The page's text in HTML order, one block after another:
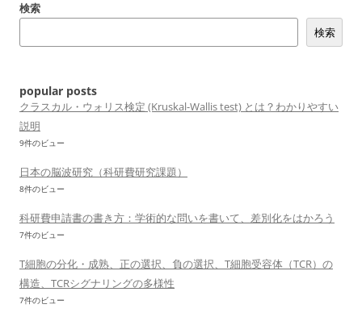
シ
検索
検索
popular posts
クラスカル・ウォリス検定 (Kruskal-Wallis test) とは？わかりやすい
説明
9件のビュー
日本の脳波研究（科研費研究課題）
8件のビュー
科研費申請書の書き方：学術的な問いを書いて、差別化をはかろう
7件のビュー
T細胞の分化・成熟、正の選択、負の選択、T細胞受容体（TCR）の
構造、TCRシグナリングの多様性
7件のビュー